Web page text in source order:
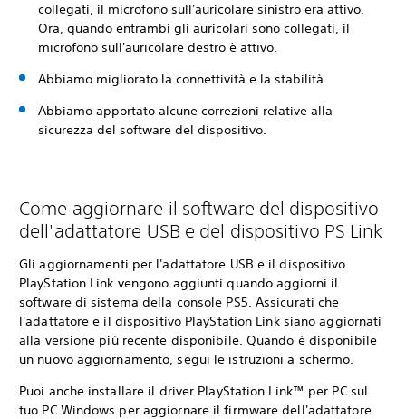
collegati, il microfono sull'auricolare sinistro era attivo.
Ora, quando entrambi gli auricolari sono collegati, il
microfono sull'auricolare destro è attivo.
Abbiamo migliorato la connettività e la stabilità.
Abbiamo apportato alcune correzioni relative alla
sicurezza del software del dispositivo.
Come aggiornare il software del dispositivo
dell'adattatore USB e del dispositivo PS Link
Gli aggiornamenti per l'adattatore USB e il dispositivo
PlayStation Link vengono aggiunti quando aggiorni il
software di sistema della console PS5. Assicurati che
l'adattatore e il dispositivo PlayStation Link siano aggiornati
alla versione più recente disponibile. Quando è disponibile
un nuovo aggiornamento, segui le istruzioni a schermo.
Puoi anche installare il driver PlayStation Link™ per PC sul
tuo PC Windows per aggiornare il firmware dell'adattatore